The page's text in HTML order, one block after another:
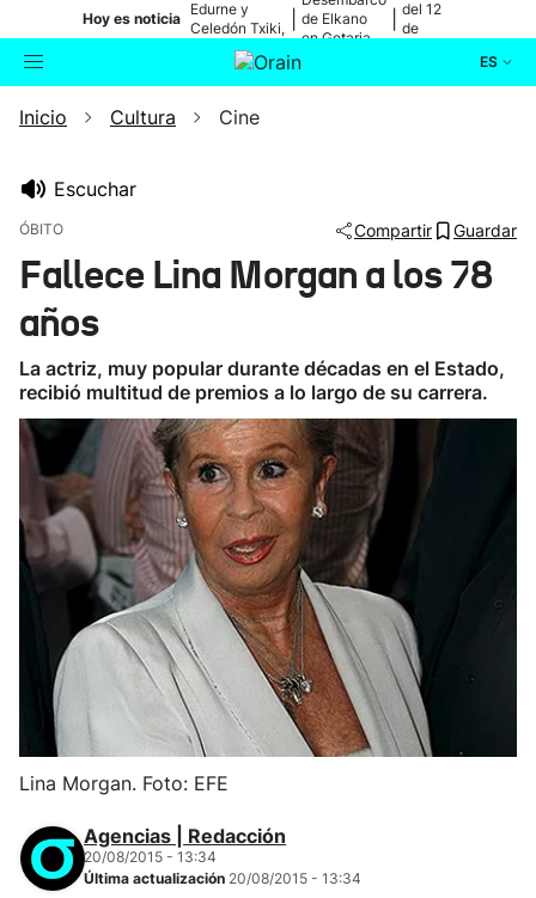
Hoy es noticia
Edurne y
Celedón Txiki,
en directo
de Elkano
en Getaria
del 12
de
ES
Buscador Actualidad
Eguraldia
Inicio Cultura Cine
Escuchar
ÓBITO Compartir Guardar
Fallece Lina Morgan a los 78
años
La actriz, muy popular durante décadas en el Estado,
recibió multitud de premios a lo largo de su carrera.
Lina Morgan. Foto: EFE
Agencias | Redacción
20/08/2015 - 13:34
Última actualización 20/08/2015 - 13:34